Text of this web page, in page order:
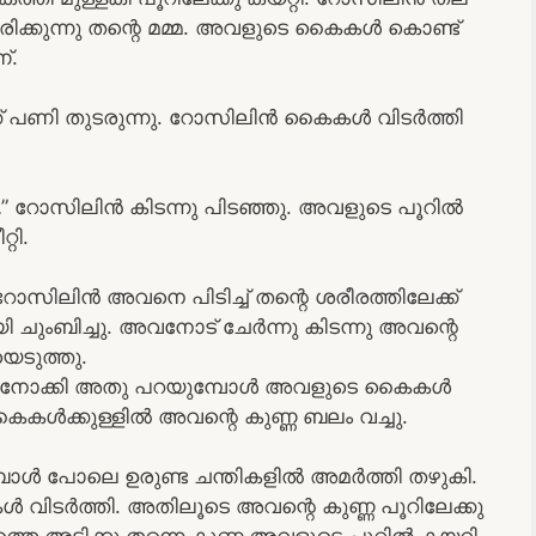
തന്റെ മമ്മ. അവളുടെ കൈകൾ കൊണ്ട്
പണി തുടരുന്നു. റോസിലിൻ കൈകൾ വിടർത്തി
റോസിലിൻ കിടന്നു പിടഞ്ഞു. അവളുടെ പൂറിൽ
അവനെ പിടിച്ച് തന്റെ ശരീരത്തിലേക്ക്
ചുംബിച്ചു. അവനോട് ചേർന്നു കിടന്നു അവന്റെ
നോക്കി അതു പറയുമ്പോൾ അവളുടെ കൈകൾ
അവന്റെ കുണ്ണ ബലം വച്ചു.
പോലെ ഉരുണ്ട ചന്തികളിൽ അമർത്തി തഴുകി.
അതിലൂടെ അവന്റെ കുണ്ണ പൂറിലേക്കു